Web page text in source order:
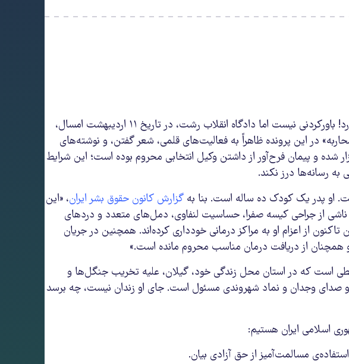
تنها در جمهوری اسلامی ایران است که «شعر گفتن» مجازات اعدام دارد! باورکردنی نیست اما دادگاه انقلاب رشت، در تاریخ ۱۱ اردیبهشت امسال،
در این پرونده ظاهراً به فعالیت‌های قلمی، شعر گفتن، و نوشته‌های
شده و پیمان فرح‌آور از داشتن وکیل انتخابی محروم بوده است؛ این شرایط
رسانه‌ها درز نکند.
گزارش کانون حقوق بشر ایران، «این
از جراحی کیسه صفرا، حساسیت لنفاوی، دمل‌های متعدد و دردهای
از اعزام او به مراکز درمانی خودداری کرده‌اند. همچنین در جریان
همچنان از دریافت درمان مناسب محروم مانده است.»
است که در استان محل زندگی خود، گیلان، علیه تخریب جنگل‌ها و
او صدای وجدان و نماد شهروندی مسئول است. جای او زندان نیست، چه برسد
اسلامی ایران هستیم:
مسالمت‌آمیز از حق آزادی بیان.